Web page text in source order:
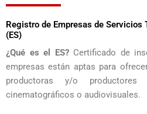
Registro de Empresas de
(ES)
¿Qué es el ES?Certificado de
empresas están aptas para
productoras y/o
cinematográficos o audiovisuales.